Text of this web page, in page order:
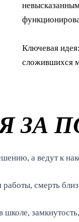
Ключевая
сложившихся
ЗА
а ведут к
смерть